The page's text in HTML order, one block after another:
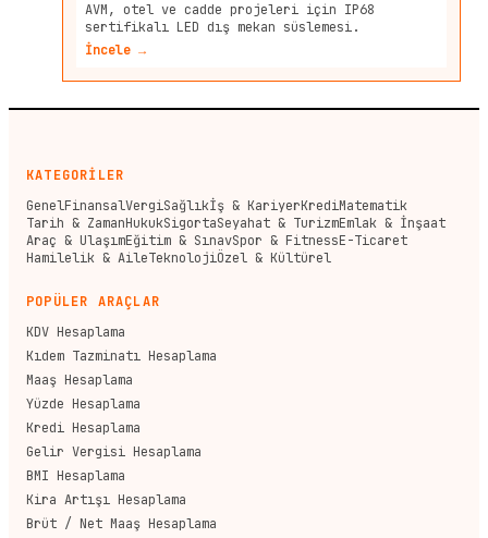
AVM, otel ve cadde projeleri için IP68
sertifikalı LED dış mekan süslemesi.
İncele →
KATEGORİLER
GenelFinansalVergiSağlıkİş & KariyerKrediMatematik
Tarih & ZamanHukukSigortaSeyahat & TurizmEmlak & İnşaat
Araç & UlaşımEğitim & SınavSpor & FitnessE-Ticaret
Hamilelik & AileTeknolojiÖzel & Kültürel
POPÜLER ARAÇLAR
KDV Hesaplama
Kıdem Tazminatı Hesaplama
Maaş Hesaplama
Yüzde Hesaplama
Kredi Hesaplama
Gelir Vergisi Hesaplama
BMI Hesaplama
Kira Artışı Hesaplama
Brüt / Net Maaş Hesaplama